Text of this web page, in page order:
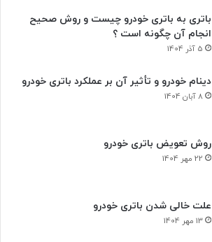
باتری به باتری خودرو چیست و روش صحیح
انجام آن چگونه است ؟
5 آذر 1404
دینام خودرو و تأثیر آن بر عملکرد باتری خودرو
8 آبان 1404
روش تعویض باتری خودرو
22 مهر 1404
علت خالی شدن باتری خودرو
13 مهر 1404